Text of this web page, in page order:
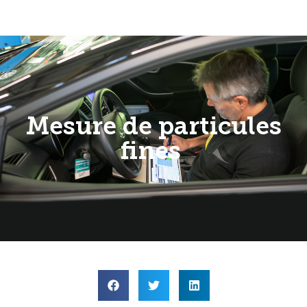
Mesure de particules
fines